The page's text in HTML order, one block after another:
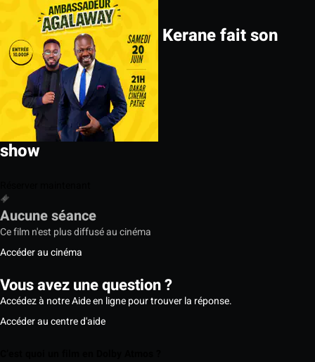
Kerane fait son
show
Aucune séance
Ce film n'est plus diffusé au cinéma
Accéder au cinéma
Vous avez une question ?
Accédez à notre Aide en ligne pour trouver la réponse.
Accéder au centre d'aide